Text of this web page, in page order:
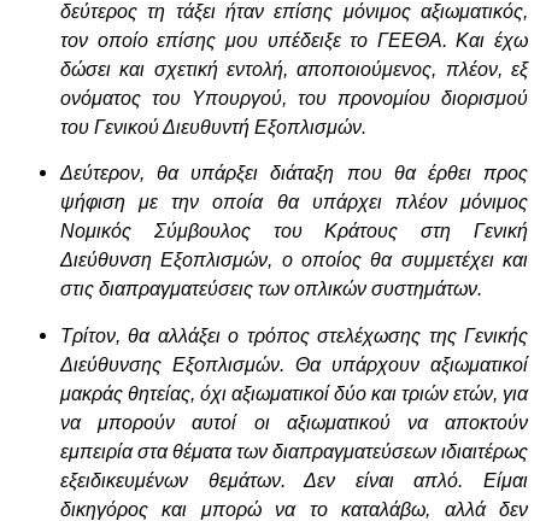
δεύτερος τη τάξει ήταν επίσης μόνιμος αξιωματικός,
τον οποίο επίσης μου υπέδειξε το ΓΕΕΘΑ. Και έχω
δώσει και σχετική εντολή, αποποιούμενος, πλέον, εξ
ονόματος του Υπουργού, του προνομίου διορισμού
του Γενικού Διευθυντή Εξοπλισμών.
Δεύτερον, θα υπάρξει διάταξη που θα έρθει προς
ψήφιση με την οποία θα υπάρχει πλέον μόνιμος
Νομικός Σύμβουλος του Κράτους στη Γενική
Διεύθυνση Εξοπλισμών, ο οποίος θα συμμετέχει και
στις διαπραγματεύσεις των οπλικών συστημάτων.
Τρίτον, θα αλλάξει ο τρόπος στελέχωσης της Γενικής
Διεύθυνσης Εξοπλισμών. Θα υπάρχουν αξιωματικοί
μακράς θητείας, όχι αξιωματικοί δύο και τριών ετών, για
να μπορούν αυτοί οι αξιωματικού να αποκτούν
εμπειρία στα θέματα των διαπραγματεύσεων ιδιαιτέρως
εξειδικευμένων θεμάτων. Δεν είναι απλό. Είμαι
δικηγόρος και μπορώ να το καταλάβω, αλλά δεν